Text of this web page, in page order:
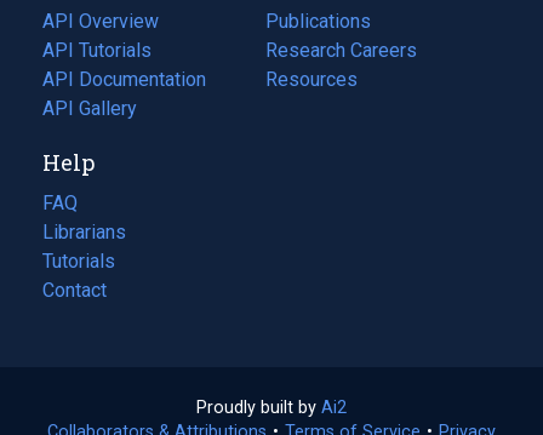
tab)
API Overview
API Tutorials
API Documentation
(opens
in
new
tab)
API Gallery
Publications
(opens
in
a
Research Careers
(opens
in
Resources
(opens
Help
FAQ
Librarians
Tutorials
Contact
Proudly built by Ai2